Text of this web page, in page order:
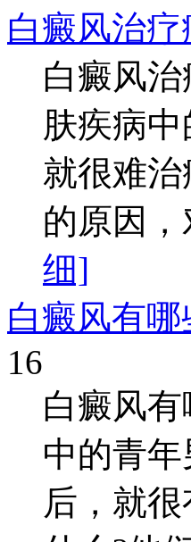
白癜风治
白癜风
肤疾病
就很难
的原因
细]
白癜风有
16
白癜风
中的青
后，就